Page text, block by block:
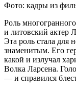
Фото: кадры из
Роль
и литовский актер
Эта роль стала для
знаменитым. Его
какой и излучал
Волка Ларсена.
— и справился